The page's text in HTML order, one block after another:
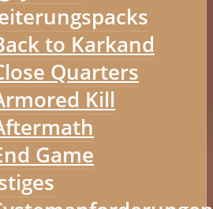
to Karkand
Quarters
Kill
Game